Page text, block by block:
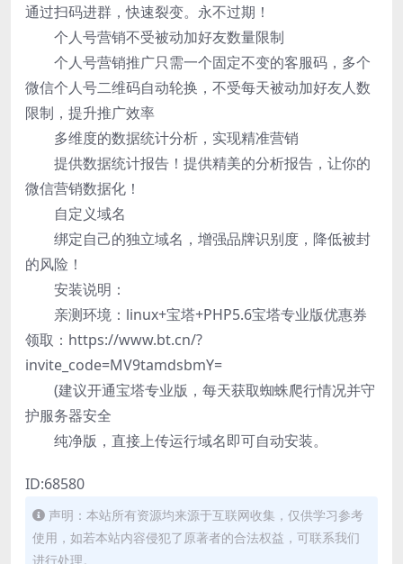
通过扫码进群，快速裂变。永不过期！
个人号营销不受被动加好友数量限制
个人号营销推广只需一个固定不变的客服码，多个
微信个人号二维码自动轮换，不受每天被动加好友人数
限制，提升推广效率
多维度的数据统计分析，实现精准营销
提供数据统计报告！提供精美的分析报告，让你的
微信营销数据化！
自定义域名
绑定自己的独立域名，增强品牌识别度，降低被封
的风险！
安装说明：
亲测环境：linux+宝塔+PHP5.6宝塔专业版优惠券
领取：https://www.bt.cn/?
invite_code=MV9tamdsbmY=
(建议开通宝塔专业版，每天获取蜘蛛爬行情况并守
护服务器安全
纯净版，直接上传运行域名即可自动安装。
ID:68580
声明：本站所有资源均来源于互联网收集，仅供学习参考
使用，如若本站内容侵犯了原著者的合法权益，可联系我们
进行处理。